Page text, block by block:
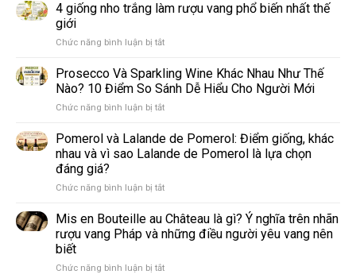
4 giống nho trắng làm rượu vang phổ biến nhất thế
giới
Chức năng bình luận bị tắtở
giống
nho
trắng
làm
vang
phổ
thế
Prosecco Và Sparkling Wine Khác Nhau Như Thế
Nào? 10 Điểm So Sánh Dễ Hiểu Cho Người Mới
Chức năng bình luận bị tắtở
Sparkling
Wine
Nhau
Thế
Nào?
10
So
Pomerol và Lalande de Pomerol: Điểm giống, khác
nhau và vì sao Lalande de Pomerol là lựa chọn
đáng giá?
Chức năng bình luận bị tắtở
và
Lalande
de
Điểm
Mis en Bouteille au Château là gì? Ý nghĩa trên nhãn
rượu vang Pháp và những điều người yêu vang nên
biết
Chức năng bình luận bị tắtở